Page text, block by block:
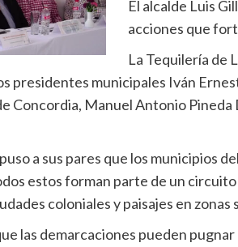
El alcalde Luis
acciones que
La Tequilería de
presidentes municipales Iván
Concordia, Manuel Antonio
a sus pares que los municipios
estos forman parte de un
coloniales y paisajes en zonas
las demarcaciones pueden